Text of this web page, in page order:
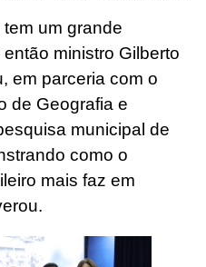
tem um grande
ministro Gilberto
em parceria com o
de Geografia e
municipal de
como o
mais faz em